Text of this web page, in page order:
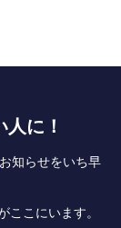
に！
知らせをいち早
ここにいます。